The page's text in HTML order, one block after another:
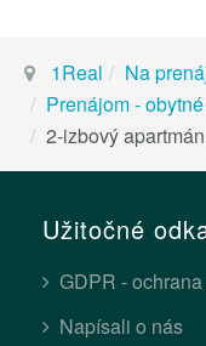
1Real
Na
Prenájom -
2-izbový
Užitočné
GDPR -
Napísali o nás